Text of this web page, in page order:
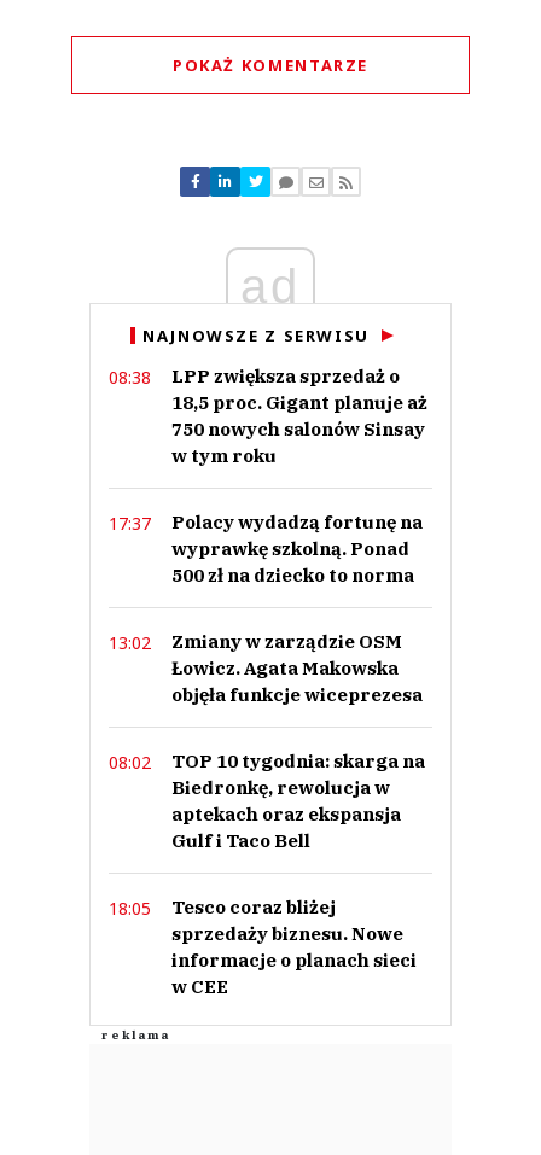
POKAŻ KOMENTARZE
Nie znaleziono komentarzy
Zostaw swoje komentarze
Anuluj
ad
NAJNOWSZE Z SERWISU
08:38
LPP zwiększa sprzedaż o
18,5 proc. Gigant planuje aż
750 nowych salonów Sinsay
w tym roku
17:37
Polacy wydadzą fortunę na
wyprawkę szkolną. Ponad
500 zł na dziecko to norma
13:02
Zmiany w zarządzie OSM
Łowicz. Agata Makowska
objęła funkcje wiceprezesa
08:02
TOP 10 tygodnia: skarga na
Biedronkę, rewolucja w
aptekach oraz ekspansja
Gulf i Taco Bell
18:05
Tesco coraz bliżej
sprzedaży biznesu. Nowe
informacje o planach sieci
w CEE